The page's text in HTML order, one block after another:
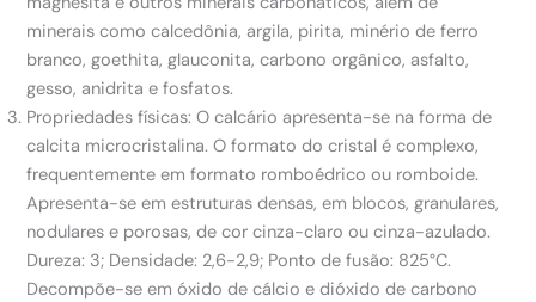
minerais como calcedônia, argila, pirita, minério de ferro
branco, goethita, glauconita, carbono orgânico, asfalto,
gesso, anidrita e fosfatos.
Propriedades físicas: O calcário apresenta-se na forma de
calcita microcristalina. O formato do cristal é complexo,
frequentemente em formato romboédrico ou romboide.
Apresenta-se em estruturas densas, em blocos, granulares,
nodulares e porosas, de cor cinza-claro ou cinza-azulado.
Dureza: 3; Densidade: 2,6-2,9; Ponto de fusão: 825°C.
Decompõe-se em óxido de cálcio e dióxido de carbono